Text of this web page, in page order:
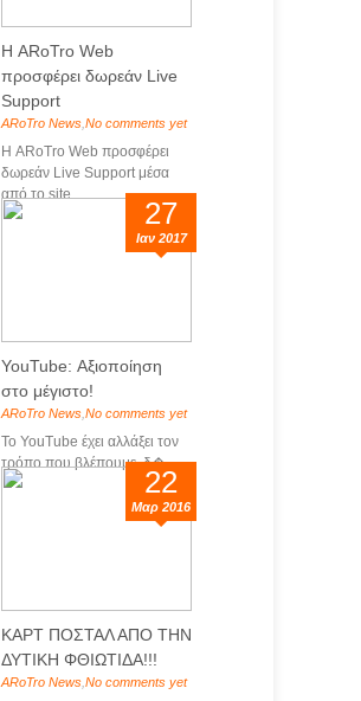
Η ARoTro Web
προσφέρει δωρεάν Live
Support
ARoTro News No comments yet
Η ARoTro Web προσφέρει
δωρεάν Live Support μέσα
από το site ...
27
Ιαν 2017
YouTube: Αξιοποίηση
στο μέγιστο!
ARoTro News No comments yet
Το YouTube έχει αλλάξει τον
τρόπο που βλέπουμε, δ�...
22
Μαρ 2016
ΚΑΡΤ ΠΟΣΤΑΛ ΑΠΟ ΤΗΝ
ΔΥΤΙΚΗ ΦΘΙΩΤΙΔΑ!!!
ARoTro News No comments yet